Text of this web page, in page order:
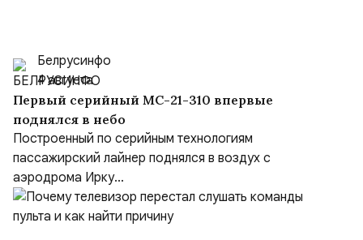
Белрусинфо
4 августа
Первый серийный МС-21-310 впервые
поднялся в небо
Построенный по серийным технологиям
пассажирский лайнер поднялся в воздух с
аэродрома Ирку...